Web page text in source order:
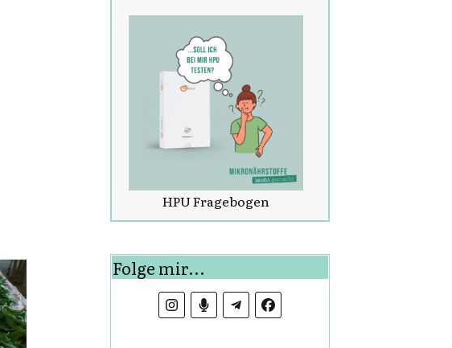
HPU Fragebogen
Folge mir...